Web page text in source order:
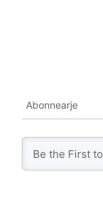
Abonnearje